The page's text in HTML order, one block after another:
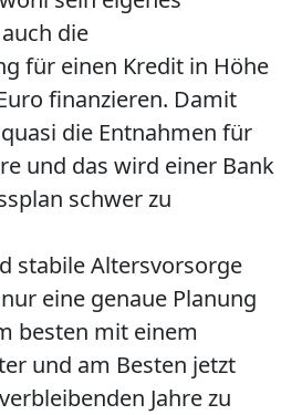
die
für einen Kredit in Höhe
finanzieren. Damit
die Entnahmen für
und das wird einer Bank
schwer zu
stabile Altersvorsorge
eine genaue Planung
besten mit einem
und am Besten jetzt
Jahre zu